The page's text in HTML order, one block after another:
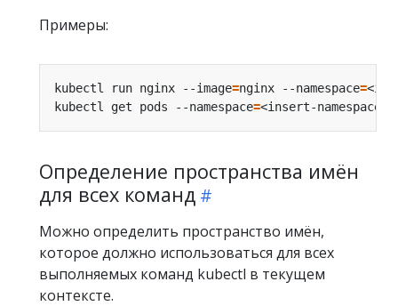
Примеры:
kubectl run nginx --image=nginx --namespace=
kubectl get pods --namespace=
Определение пространства имён
для всех команд
Можно определить пространство имён,
которое должно использоваться для всех
выполняемых команд kubectl в текущем
контексте.